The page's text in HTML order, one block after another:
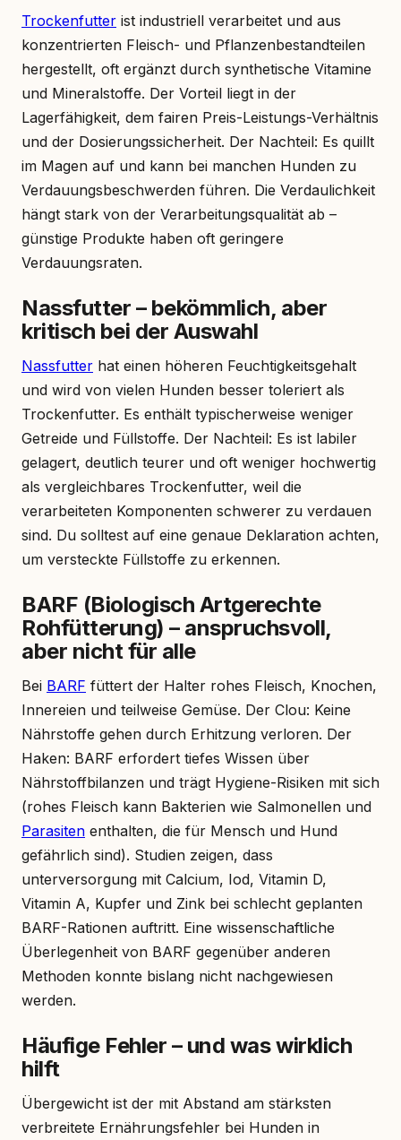
Trockenfutter ist industriell verarbeitet und aus
konzentrierten Fleisch- und Pflanzenbestandteilen
hergestellt, oft ergänzt durch synthetische Vitamine
und Mineralstoffe. Der Vorteil liegt in der
Lagerfähigkeit, dem fairen Preis-Leistungs-Verhältnis
und der Dosierungssicherheit. Der Nachteil: Es quillt
im Magen auf und kann bei manchen Hunden zu
Verdauungsbeschwerden führen. Die Verdaulichkeit
hängt stark von der Verarbeitungsqualität ab –
günstige Produkte haben oft geringere
Verdauungsraten.
Nassfutter – bekömmlich, aber
kritisch bei der Auswahl
Nassfutter hat einen höheren Feuchtigkeitsgehalt
und wird von vielen Hunden besser toleriert als
Trockenfutter. Es enthält typischerweise weniger
Getreide und Füllstoffe. Der Nachteil: Es ist labiler
gelagert, deutlich teurer und oft weniger hochwertig
als vergleichbares Trockenfutter, weil die
verarbeiteten Komponenten schwerer zu verdauen
sind. Du solltest auf eine genaue Deklaration achten,
um versteckte Füllstoffe zu erkennen.
BARF (Biologisch Artgerechte
Rohfütterung) – anspruchsvoll,
aber nicht für alle
Bei BARF füttert der Halter rohes Fleisch, Knochen,
Innereien und teilweise Gemüse. Der Clou: Keine
Nährstoffe gehen durch Erhitzung verloren. Der
Haken: BARF erfordert tiefes Wissen über
Nährstoffbilanzen und trägt Hygiene-Risiken mit sich
(rohes Fleisch kann Bakterien wie Salmonellen und
Parasiten enthalten, die für Mensch und Hund
gefährlich sind). Studien zeigen, dass
unterversorgung mit Calcium, Iod, Vitamin D,
Vitamin A, Kupfer und Zink bei schlecht geplanten
BARF-Rationen auftritt. Eine wissenschaftliche
Überlegenheit von BARF gegenüber anderen
Methoden konnte bislang nicht nachgewiesen
werden.
Häufige Fehler – und was wirklich
hilft
Übergewicht ist der mit Abstand am stärksten
verbreitete Ernährungsfehler bei Hunden in